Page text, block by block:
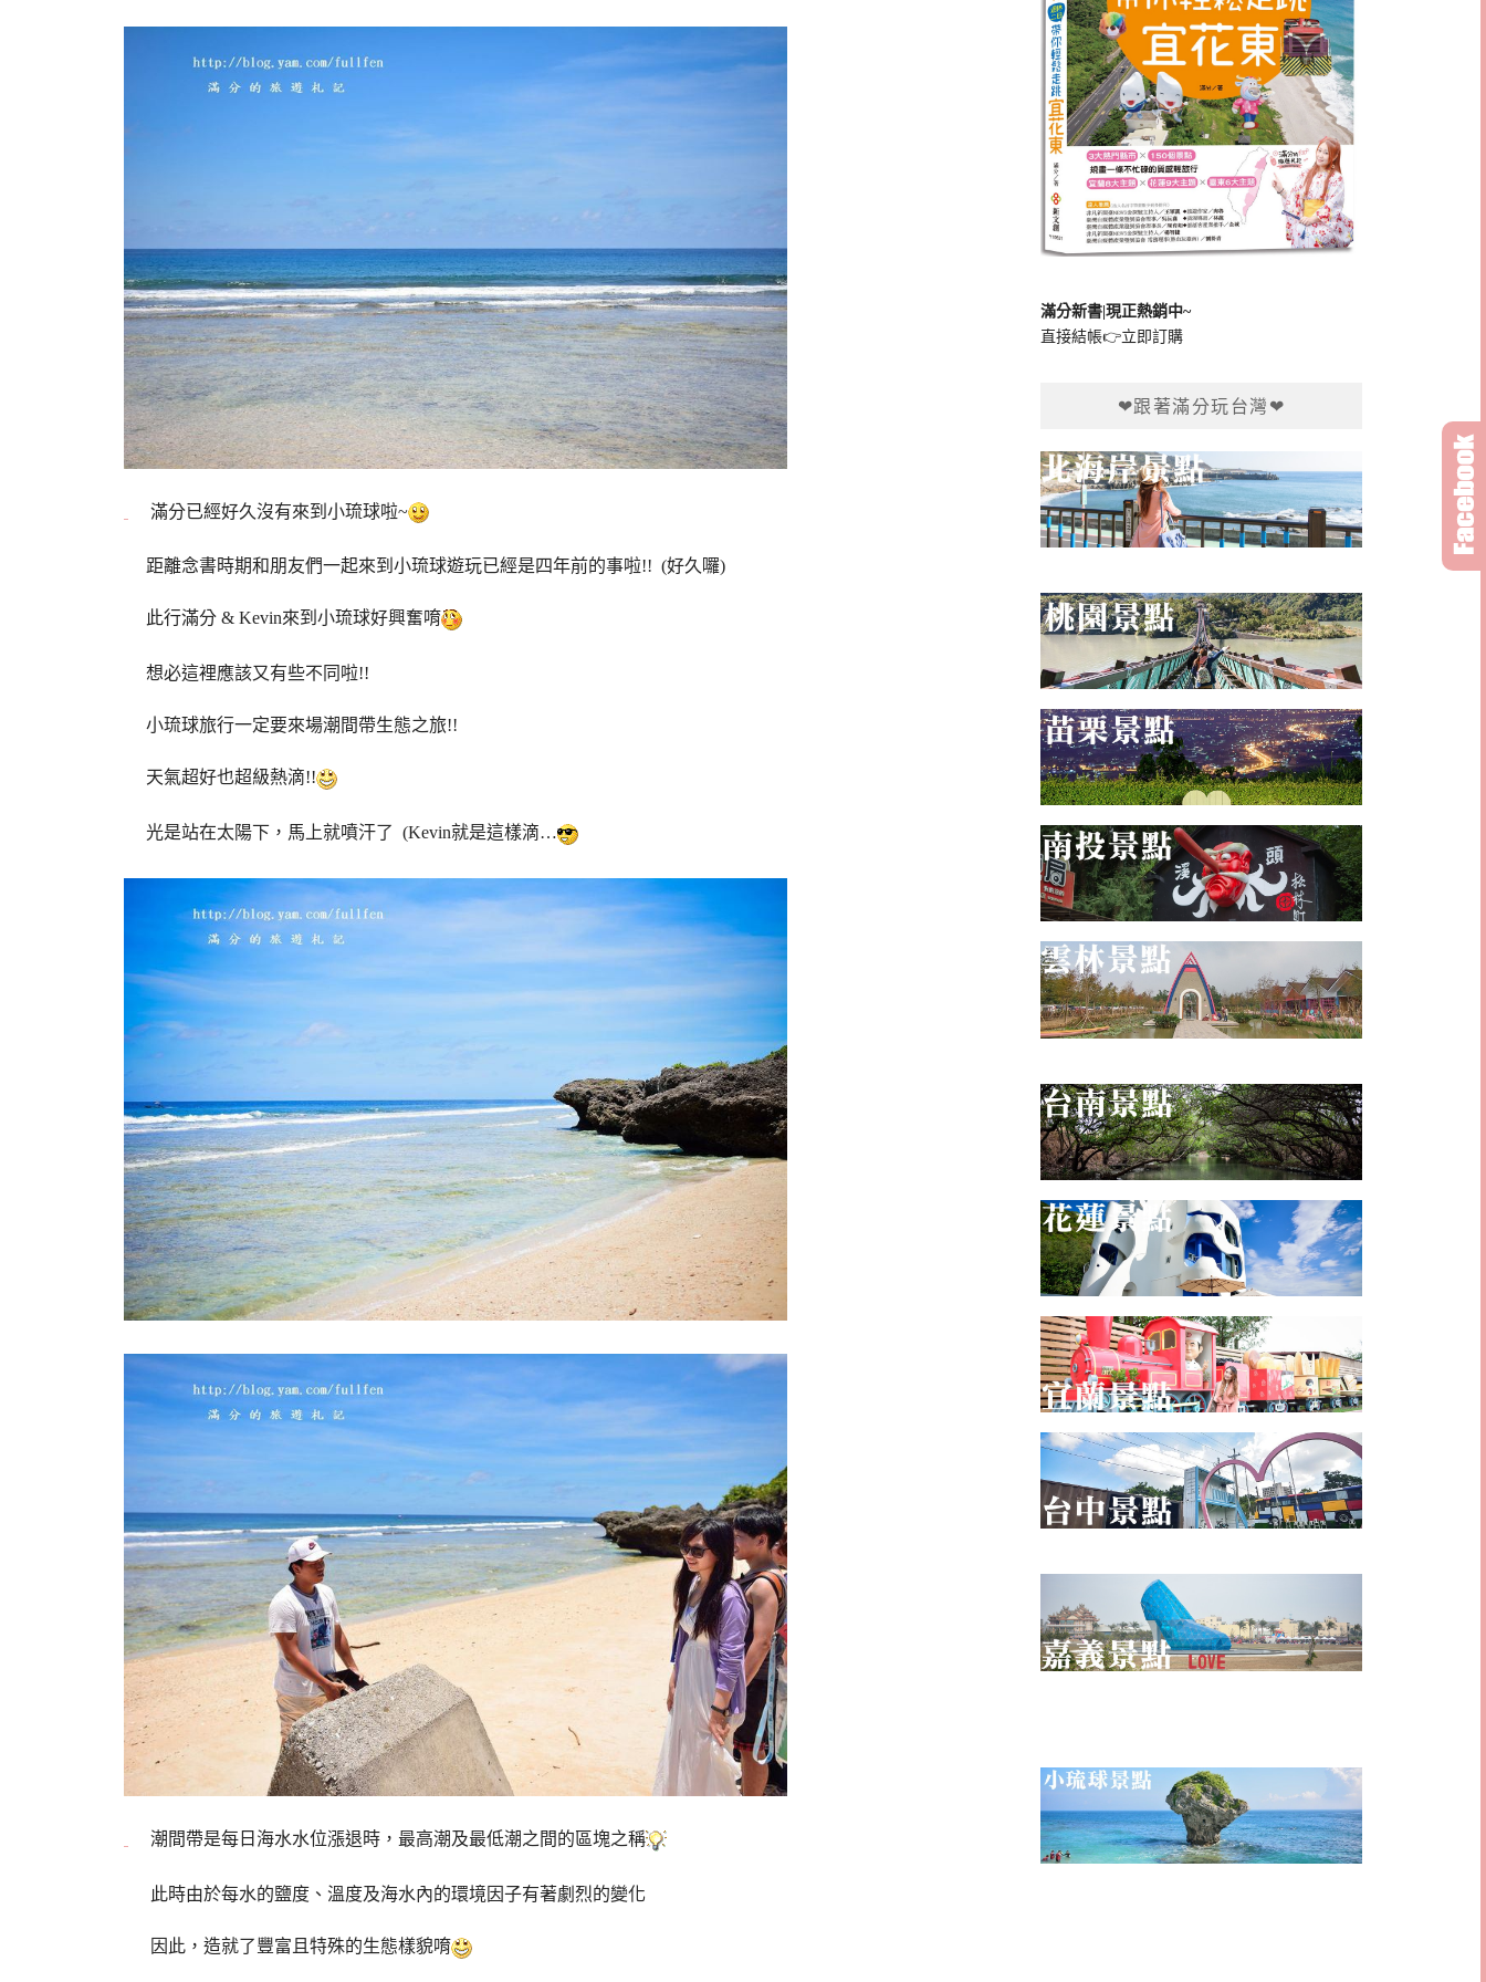
滿分已經好久沒有來到小琉球啦~
距離念書時期和朋友們一起來到小琉球遊玩已經是四年前的事啦!! (好久囉)
此行滿分 & Kevin來到小琉球好興奮唷
想必這裡應該又有些不同啦!!
小琉球旅行一定要來場潮間帶生態之旅!!
天氣超好也超級熱滴!!
光是站在太陽下，馬上就噴汗了 (Kevin就是這樣滴…
潮間帶是每日海水水位漲退時，最高潮及最低潮之間的區塊之稱
此時由於每水的鹽度、溫度及海水內的環境因子有著劇烈的變化
因此，造就了豐富且特殊的生態樣貌唷
滿分新書|現正熱銷中~
直接結帳👉立即訂購
❤跟著滿分玩台灣❤